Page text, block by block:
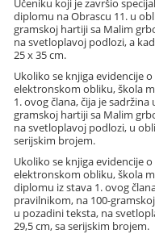
Učeniku koji je završio
diplomu na Obrascu 11. u
gramskoj hartiji sa Malim
na svetloplavoj podlozi, a
25 x 35 cm.
Ukoliko se knjiga evidencije
elektronskom obliku, škola
1. ovog člana, čija je
gramskoj hartiji sa Malim
na svetloplavoj podlozi, u
serijskim brojem.
Ukoliko se knjiga evidencije
elektronskom obliku, škola
diplomu iz stava 1. ovog
pravilnikom, na 100-
u pozadini teksta, na
29,5 cm, sa serijskim brojem.